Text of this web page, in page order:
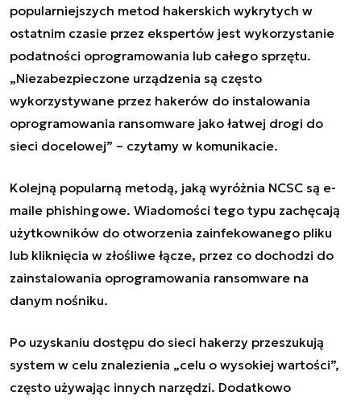
popularniejszych metod hakerskich wykrytych w
ostatnim czasie przez ekspertów jest wykorzystanie
podatności oprogramowania lub całego sprzętu.
„Niezabezpieczone urządzenia są często
wykorzystywane przez hakerów do instalowania
oprogramowania ransomware jako łatwej drogi do
sieci docelowej” – czytamy w komunikacie.
Kolejną popularną metodą, jaką wyróżnia NCSC są e-
maile phishingowe. Wiadomości tego typu zachęcają
użytkowników do otworzenia zainfekowanego pliku
lub kliknięcia w złośliwe łącze, przez co dochodzi do
zainstalowania oprogramowania ransomware na
danym nośniku.
Po uzyskaniu dostępu do sieci hakerzy przeszukują
system w celu znalezienia „celu o wysokiej wartości”,
często używając innych narzędzi. Dodatkowo